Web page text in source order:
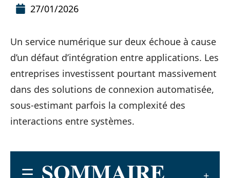
27/01/2026
Un service numérique sur deux échoue à cause
d’un défaut d’intégration entre applications. Les
entreprises investissent pourtant massivement
dans des solutions de connexion automatisée,
sous-estimant parfois la complexité des
interactions entre systèmes.
SOMMAIRE